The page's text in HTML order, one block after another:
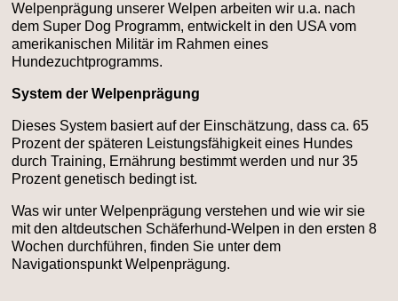
Welpenprägung unserer Welpen arbeiten wir u.a. nach
dem Super Dog Programm, entwickelt in den USA vom
amerikanischen Militär im Rahmen eines
Hundezuchtprogramms.
System der Welpenprägung
Dieses System basiert auf der Einschätzung, dass ca. 65
Prozent der späteren Leistungsfähigkeit eines Hundes
durch Training, Ernährung bestimmt werden und nur 35
Prozent genetisch bedingt ist.
Was wir unter Welpenprägung verstehen und wie wir sie
mit den altdeutschen Schäferhund-Welpen in den ersten 8
Wochen durchführen, finden Sie unter dem
Navigationspunkt Welpenprägung.